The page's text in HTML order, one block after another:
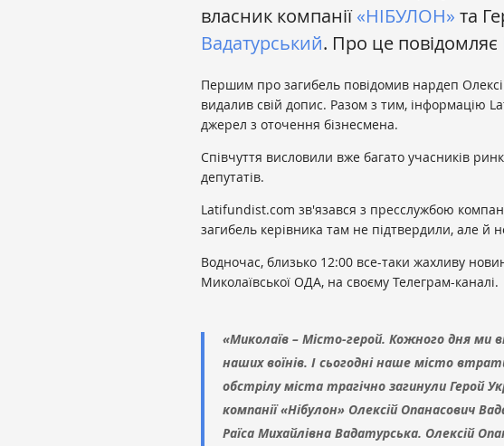
власник компанії«НІБУЛОН» та
Вадатурський. Про це повідомляє
Першим про загибель повідомив нардеп
видалив свій допис. Разом з тим, інформацію
джерел з оточення бізнесмена.
Співчуття висловили вже багато учасників
депутатів.
Latifundist.com зв'язався з пресслужбою
загибель керівника там не підтвердили, але й
Водночас, близько 12:00 все-таки жахливу
Миколаївської ОДА, на своєму Телеграм-каналі.
«Миколаїв – Місто-герой. Кожного дня ми
наших воїнів. І сьогодні наше місто
обстрілу міста трагічно загинули Герой
компанії «Нібулон» Олексій Опанасович
Раїса Михайлівна Вадатурська. Олексій